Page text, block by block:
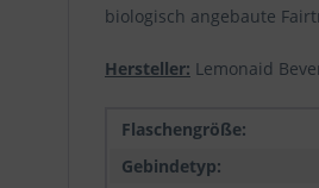
biologisch angebaute
Hersteller: Lemonaid
Flaschengröße:
Gebindetyp: